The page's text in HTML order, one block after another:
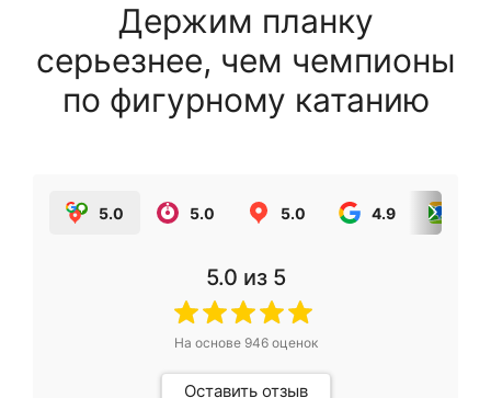
Держим планку
серьезнее, чем чемпионы
по фигурному катанию
5.0 5.0 5.0 4.9
5.0 из 5
На основе 946оценок
Оставить отзыв